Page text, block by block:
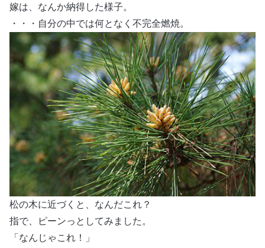
嫁は、なんか納得した様子。
・・・自分の中では何となく不完全燃焼。
松の木に近づくと、なんだこれ？
指で、ピーンっとしてみました。
「なんじゃこれ！」